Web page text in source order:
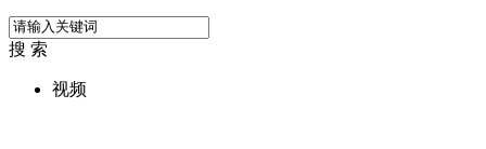
搜 索
视频